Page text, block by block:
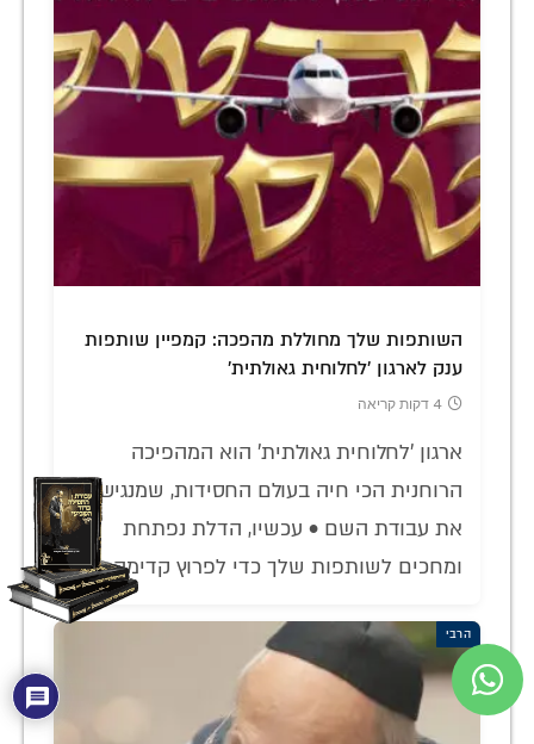
השותפות שלך מחוללת מהפכה: קמפיין שותפות
ענק לארגון 'לחלוחית גאולתית'
4 דקות קריאה
ארגון 'לחלוחית גאולתית' הוא המהפיכה
הרוחנית הכי חיה בעולם החסידות, שמנגישה
את עבודת השם • עכשיו, הדלת נפתחת
ומחכים לשותפות שלך כדי לפרוץ קדימה
הרבי